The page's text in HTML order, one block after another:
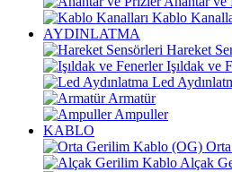
Kablo
AYDINLATMA
Hareket
Işıldak ve
Led
Armatür
Ampuller
KABLO
Alçak